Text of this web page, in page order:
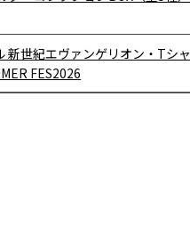
新世紀エヴァンゲリオン・Tシャ
FES2026